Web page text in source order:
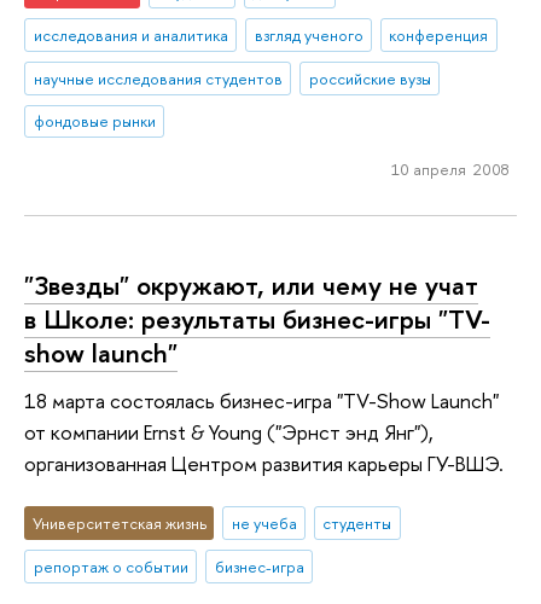
исследования и аналитика
взгляд ученого
конференция
научные исследования студентов
российские вузы
фондовые рынки
10 апреля 2008
"Звезды" окружают, или чему не учат
в Школе: результаты бизнес-игры "TV-
show launch"
18 марта состоялась бизнес-игра "ТV-Show Launch"
от компании Ernst & Young ("Эрнст энд Янг"),
организованная Центром развития карьеры ГУ-ВШЭ.
Университетская жизнь не учеба
студенты
репортаж о событии
бизнес-игра